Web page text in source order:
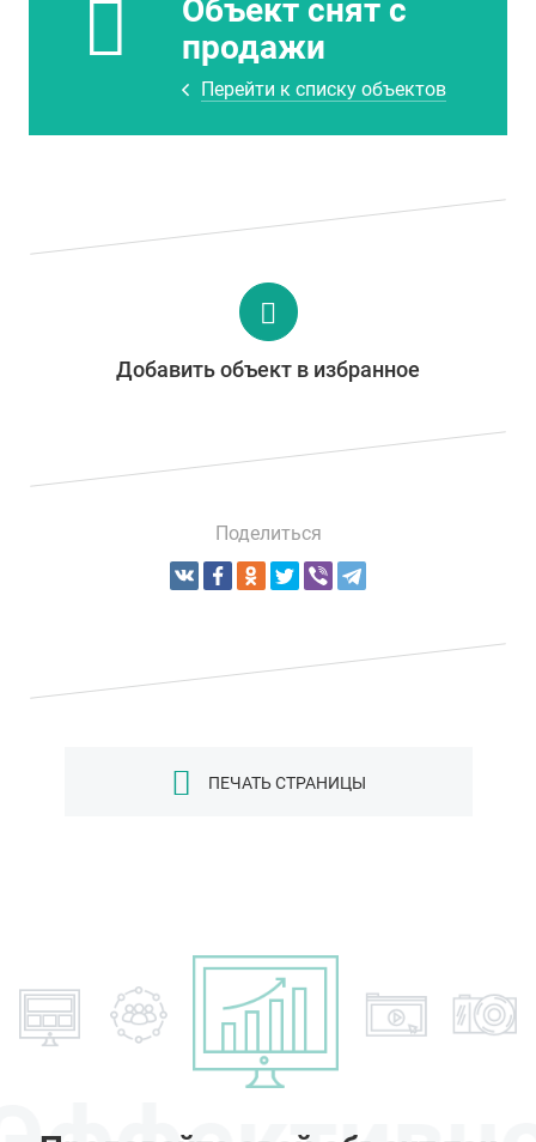
Объект снят с
продажи
Перейти к списку объектов
Добавить объект в избранное
Поделиться
ПЕЧАТЬ СТРАНИЦЫ